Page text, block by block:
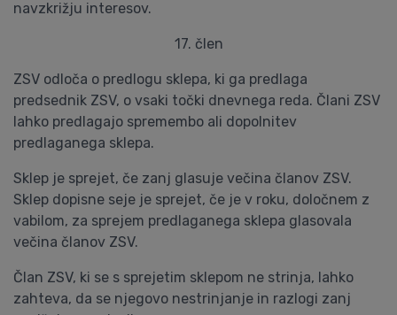
navzkrižju interesov.
17. člen
ZSV odloča o predlogu sklepa, ki ga predlaga
predsednik ZSV, o vsaki točki dnevnega reda. Člani ZSV
lahko predlagajo spremembo ali dopolnitev
predlaganega sklepa.
Sklep je sprejet, če zanj glasuje večina članov ZSV.
Sklep dopisne seje je sprejet, če je v roku, določnem z
vabilom, za sprejem predlaganega sklepa glasovala
večina članov ZSV.
Član ZSV, ki se s sprejetim sklepom ne strinja, lahko
zahteva, da se njegovo nestrinjanje in razlogi zanj